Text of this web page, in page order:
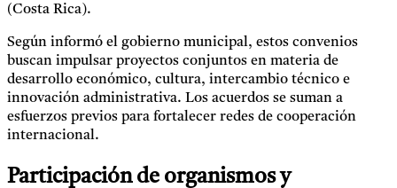
(Costa Rica).
Según informó el gobierno municipal, estos convenios
buscan impulsar proyectos conjuntos en materia de
desarrollo económico, cultura, intercambio técnico e
innovación administrativa. Los acuerdos se suman a
esfuerzos previos para fortalecer redes de cooperación
internacional.
Participación de organismos y